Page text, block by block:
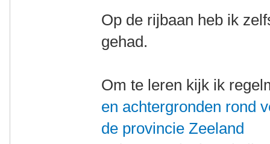
Op de rijbaan heb ik
gehad.
Om te leren kijk ik
en achtergronden rond
de provincie Zeeland